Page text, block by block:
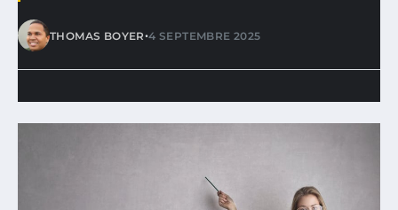
THOMAS BOYER•4 SEPTEMBRE 2025